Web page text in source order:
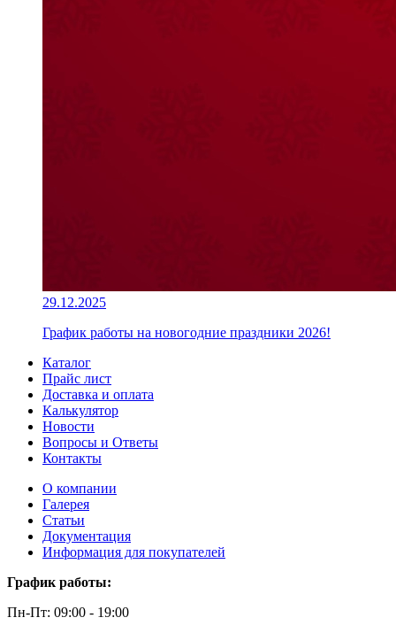
29.12.2025
График работы на новогодние праздники 2026!
Каталог
Прайс лист
Доставка и оплата
Калькулятор
Новости
Вопросы и Ответы
Контакты
О компании
Галерея
Статьи
Документация
Информация для покупателей
График работы:
Пн-Пт: 09:00 - 19:00